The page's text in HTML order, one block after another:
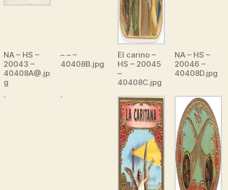
NA – HS –
20043 –
40408A@.jp
g
– – –
40408B.jpg
El carino –
HS – 20045
–
40408C.jpg
NA – HS –
20046 –
40408D.jpg